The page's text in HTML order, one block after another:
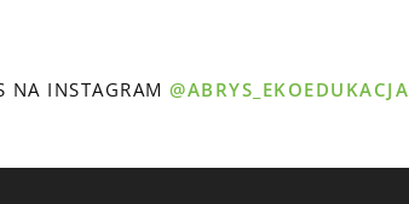
NA INSTAGRAM@ABRYS_EKOEDUKACJA